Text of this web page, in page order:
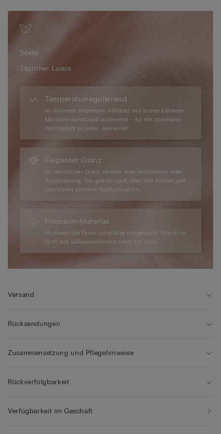
• Elastische, vollständig verstellbare und abnehmbare Träger
• Optimaler Halt
• Verleiht dem Dekolleté eine schöne Rundung
• Das Model ist 175 cm groß und trägt Größe 2B / 75B / 34B /
85B / 42B
Seide
Täglicher Luxus.
Temperaturregulierend
Im Sommer angenehm kühlend und in den kühleren
Monaten wohltuend isolierend – für ein optimales
Wohlgefühl zu jeder Jahreszeit.
Eleganter Glanz
Ihr natürlicher Glanz verleiht eine leuchtende, edle
Ausstrahlung. Sie gleitet sanft über den Körper und
verkörpert zeitlose Sophistication.
Premium-Material
Hochwertige Faser, sorgfältig ausgewählt. Weich im
Griff und außergewöhnlich sanft zur Haut.
Versand
Rücksendungen
Zusammensetzung und Pflegehinweise
Rückverfolgbarkeit
Verfügbarkeit im Geschäft